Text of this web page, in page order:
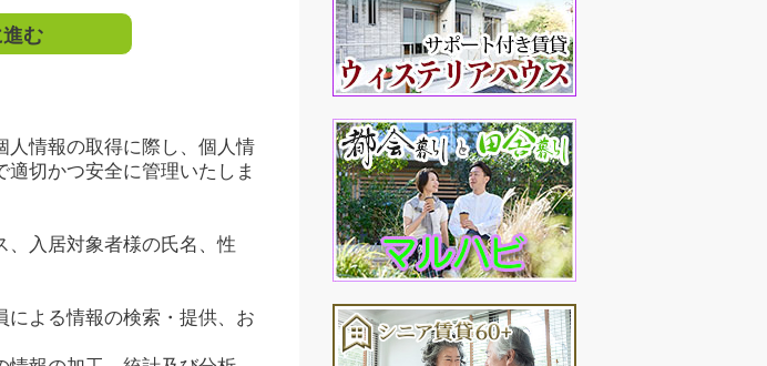
む
人情報の取得に際し、個人情
切かつ安全に管理いたしま
、入居対象者様の氏名、性
による情報の検索・提供、お